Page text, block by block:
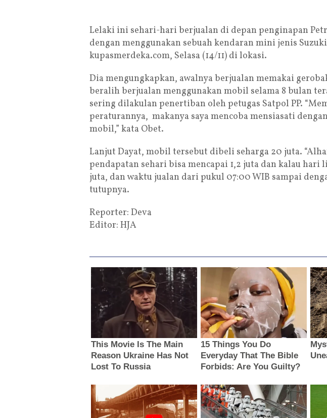
Lelaki ini sehari-hari berjualan di depan penginapan
dengan menggunakan sebuah kendaran mini jenis
kupasmerdeka.com, Selasa (14/11) di lokasi.
Dia mengungkapkan, awalnya berjualan memakai
beralih berjualan menggunakan mobil selama 8 bulan
sering dilakulan penertiban oleh petugas Satpol PP.
peraturannya, makanya saya mencoba mensiasati
mobil,” kata Obet.
Lanjut Dayat, mobil tersebut dibeli seharga 20 juta.
pendapatan sehari bisa mencapai 1,2 juta dan kalau hari
juta, dan waktu jualan dari pukul 07:00 WIB sampai
tutupnya.
Reporter: Deva
Editor: HJA